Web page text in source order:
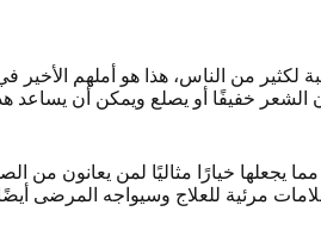
لكثير من الناس، هذا هو أملهم
خفيفًا أو يصلع ويمكن أن يساعد هذا
يجعلها خيارًا مثاليًا لمن يعانون
مرئية للعلاج وسيواجه المرضى